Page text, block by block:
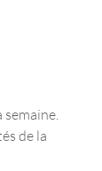
de la